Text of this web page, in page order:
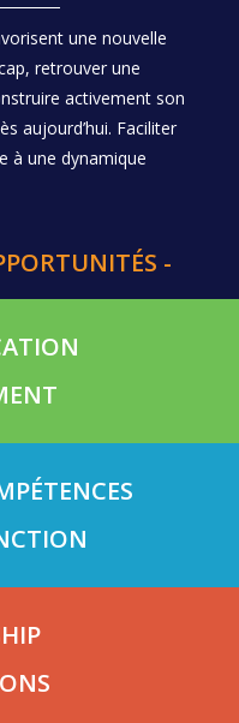
une nouvelle
retrouver une
activement son
aujourd’hui. Faciliter
à une dynamique
-